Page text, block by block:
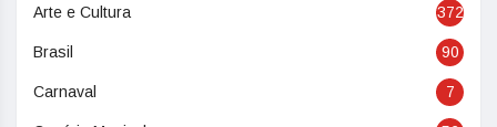
Arte e Cultura 372
Brasil 90
Carnaval 7